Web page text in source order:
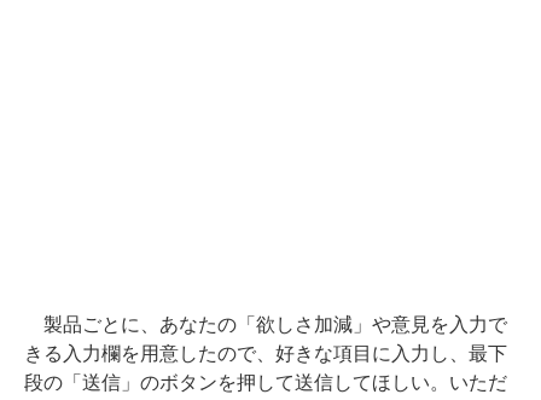
製品ごとに、あなたの「欲しさ加減」や意見を入力で
きる入力欄を用意したので、好きな項目に入力し、最下
段の「送信」のボタンを押して送信してほしい。いただ